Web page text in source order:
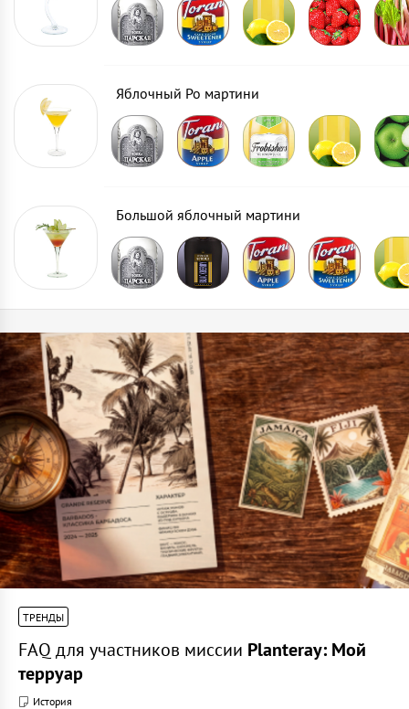
Яблочный Ро мартини
Большой яблочный мартини
ТРЕНДЫ
FAQ для участников миссии Planteray: Мой
терруар
История